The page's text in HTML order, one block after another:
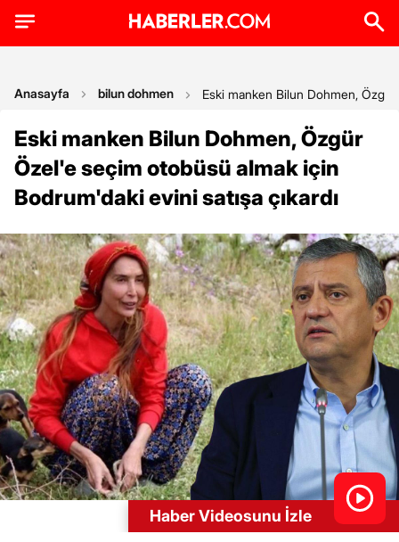
Anasayfa bilun dohmen Eski manken Bilun Dohmen,
Eski manken Bilun Dohmen, Özgür
Özel'e seçim otobüsü almak için
Bodrum'daki evini satışa çıkardı
Haber Videosunu İzle